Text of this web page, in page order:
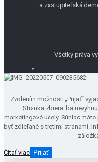
a zastupiteľská
Všetky práva
Zvolením možnosti „Prijať“
Stránka zbiera iba
marketingové účely. Súhlas
byť zdieľané s tretími stranami.
Čítať viac Prijať